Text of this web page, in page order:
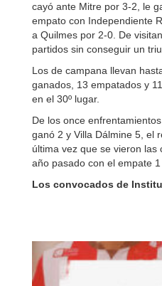
cayó ante Mitre por 3-2, le
empato con Independiente
a Quilmes por 2-0. De
partidos sin conseguir un
Los de campana llevan
ganados, 13 empatados y
en el 30º lugar.
De los once
ganó 2 y Villa Dálmine 5, el
última vez que se vieron
año pasado con el empate 1
Los convocados de